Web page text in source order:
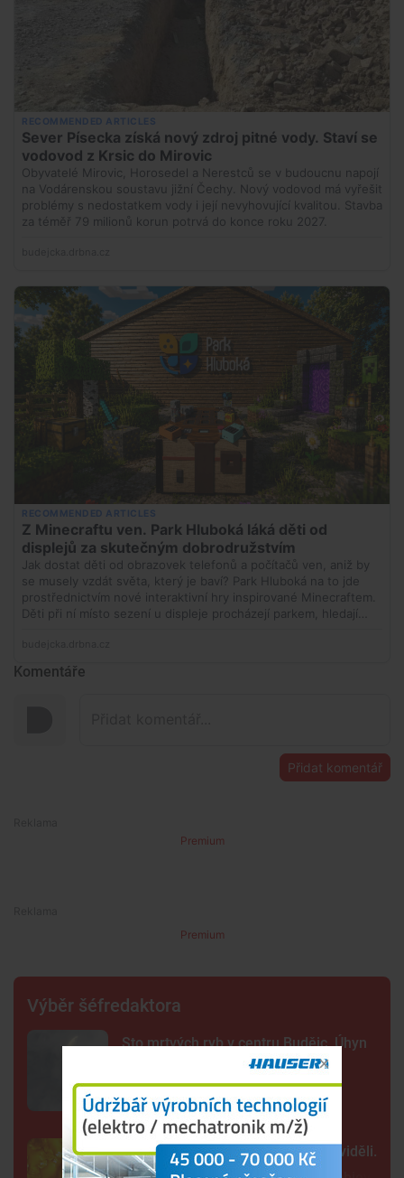
Komentáře
Přidat komentář
Premium
Premium
Výběr šéfredaktora
Sto mrtvých ryb v centru Budějc. Úhyn
mohl způsobit déšť a nedostatek
kyslíku
Tak detailně jsme Slunce ještě neviděli.